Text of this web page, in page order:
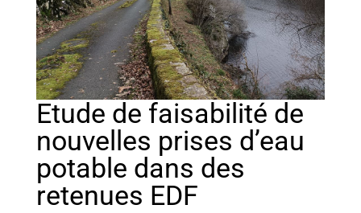
Etude de faisabilité de
nouvelles prises d’eau
potable dans des
retenues EDF